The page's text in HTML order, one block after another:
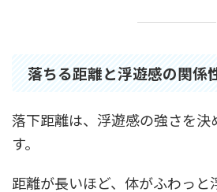
落ちる距離と浮遊感の関係
落下距離は、浮遊感の強さを決
す。
距離が長いほど、体がふわっと